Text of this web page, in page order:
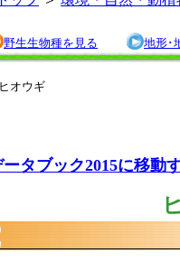
野生生物種を見る 地形･
オウギ
タブック2015に移動